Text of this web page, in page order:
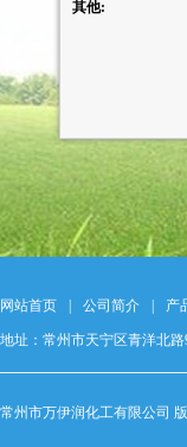
其他:
网站首页 公司简介 产
地址：常州市天宁区青洋北
常州市万伊润化工有限公司